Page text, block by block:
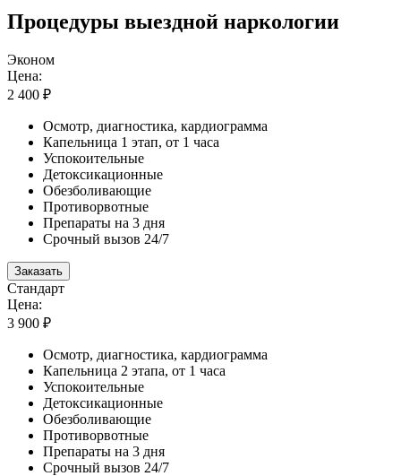
Процедуры выездной наркологии
Эконом
Цена:
2 400 ₽
Осмотр, диагностика, кардиограмма
Капельница 1 этап, от 1 часа
Успокоительные
Детоксикационные
Обезболивающие
Противорвотные
Препараты на 3 дня
Срочный вызов 24/7
Заказать
Стандарт
Цена:
3 900 ₽
Осмотр, диагностика, кардиограмма
Капельница 2 этапа, от 1 часа
Успокоительные
Детоксикационные
Обезболивающие
Противорвотные
Препараты на 3 дня
Срочный вызов 24/7